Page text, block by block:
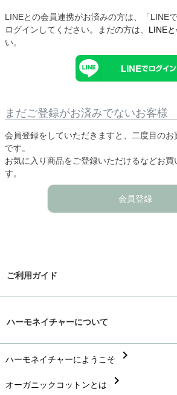
LINEとの会員連携がお済みの方は、「LINE
ログインしてください。まだの方は、 LINE
い。
まだご登録がお済みでないお客様
会員登録をしていただきますと、二度目の
です。
お気に入り商品をご登録いただけるなどお買
す。
会員登録
ご利用ガイド
配送と送料chevron_right
在庫状況と発送予定chevron_right
ハーモネイチャーについて
ハーモネイチャーにようこそ chevron_right
オーガニックコットンとは chevron_right